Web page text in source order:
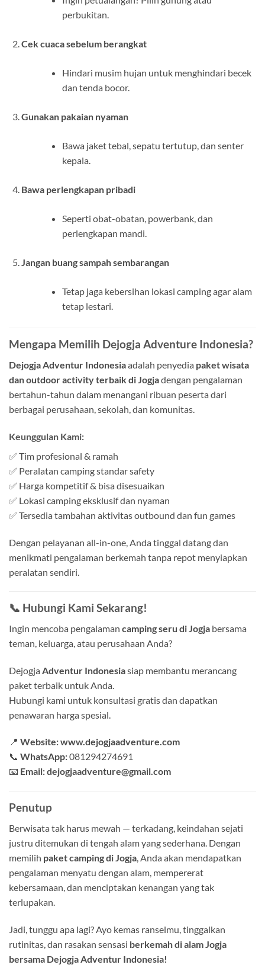
perbukitan.
Cek cuaca sebelum berangkat
Hindari musim hujan untuk menghindari becek
dan tenda bocor.
Gunakan pakaian nyaman
Bawa jaket tebal, sepatu tertutup, dan senter
kepala.
Bawa perlengkapan pribadi
Seperti obat-obatan, powerbank, dan
perlengkapan mandi.
Jangan buang sampah sembarangan
Tetap jaga kebersihan lokasi camping agar alam
tetap lestari.
Mengapa Memilih Dejogja Adventure Indonesia?
Dejogja Adventur Indonesiaadalah penyedia paket wisata
dan outdoor activity terbaik di Jogjadengan pengalaman
bertahun-tahun dalam menangani ribuan peserta dari
berbagai perusahaan, sekolah, dan komunitas.
Keunggulan Kami:
✅ Tim profesional & ramah
✅ Peralatan camping standar safety
✅ Harga kompetitif & bisa disesuaikan
✅ Lokasi camping eksklusif dan nyaman
✅ Tersedia tambahan aktivitas outbound dan fun games
Dengan pelayanan all-in-one, Anda tinggal datang dan
menikmati pengalaman berkemah tanpa repot menyiapkan
peralatan sendiri.
📞 Hubungi Kami Sekarang!
Ingin mencoba pengalaman camping seru di Jogja bersama
teman, keluarga, atau perusahaan Anda?
Dejogja Adventur Indonesiasiap membantu merancang
paket terbaik untuk Anda.
Hubungi kami untuk konsultasi gratis dan dapatkan
penawaran harga spesial.
📍 Website: www.dejogjaadventure.com
📞 WhatsApp:081294274691
📧 Email: dejogjaadventure@gmail.com
Penutup
Berwisata tak harus mewah — terkadang, keindahan sejati
justru ditemukan di tengah alam yang sederhana. Dengan
memilih paket camping di Jogja, Anda akan mendapatkan
pengalaman menyatu dengan alam, mempererat
kebersamaan, dan menciptakan kenangan yang tak
terlupakan.
Jadi, tunggu apa lagi? Ayo kemas ranselmu, tinggalkan
rutinitas, dan rasakan sensasi berkemah di alam Jogja
bersama Dejogja Adventur Indonesia!